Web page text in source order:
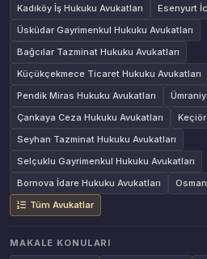
Kadıköy İş Hukuku Avukatları
Esenyurt
Üsküdar Gayrimenkul Hukuku Avukatları
Bağcılar Tazminat Hukuku Avukatları
Küçükçekmece Ticaret Hukuku Avukatları
Pendik Miras Hukuku Avukatları
Çankaya Ceza Hukuku Avukatları
Seyhan Tazminat Hukuku Avukatları
Selçuklu Gayrimenkul Hukuku Avukatları
Bornova İdare Hukuku Avukatları
Tüm Avukatlar
MAKALE KONULARI